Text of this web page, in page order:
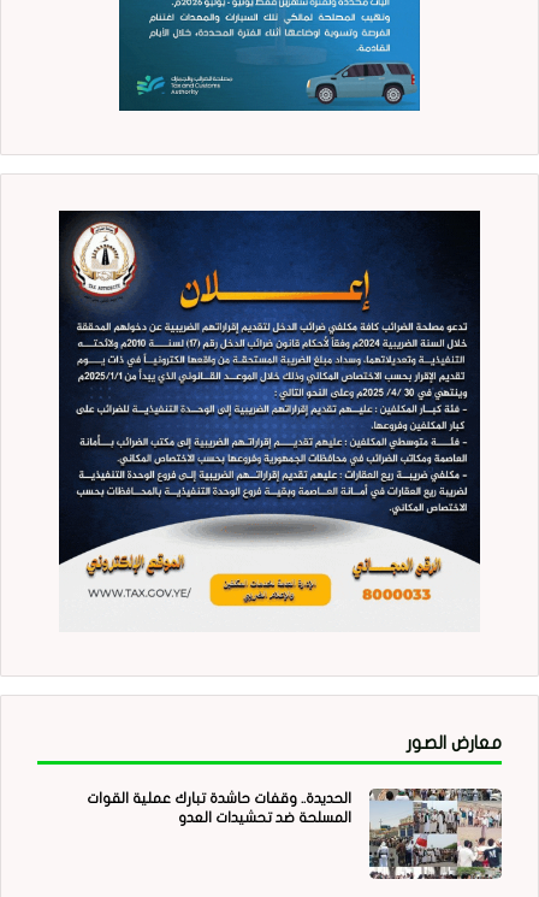
معارض الصور
الحديدة.. وقفات حاشدة تبارك عملية القوات
المسلحة ضد تحشيدات العدو